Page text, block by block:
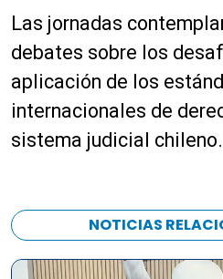
Las jornadas
debates sobre los
aplicación de los
internacionales de
sistema judicial chileno.
NOTICIAS